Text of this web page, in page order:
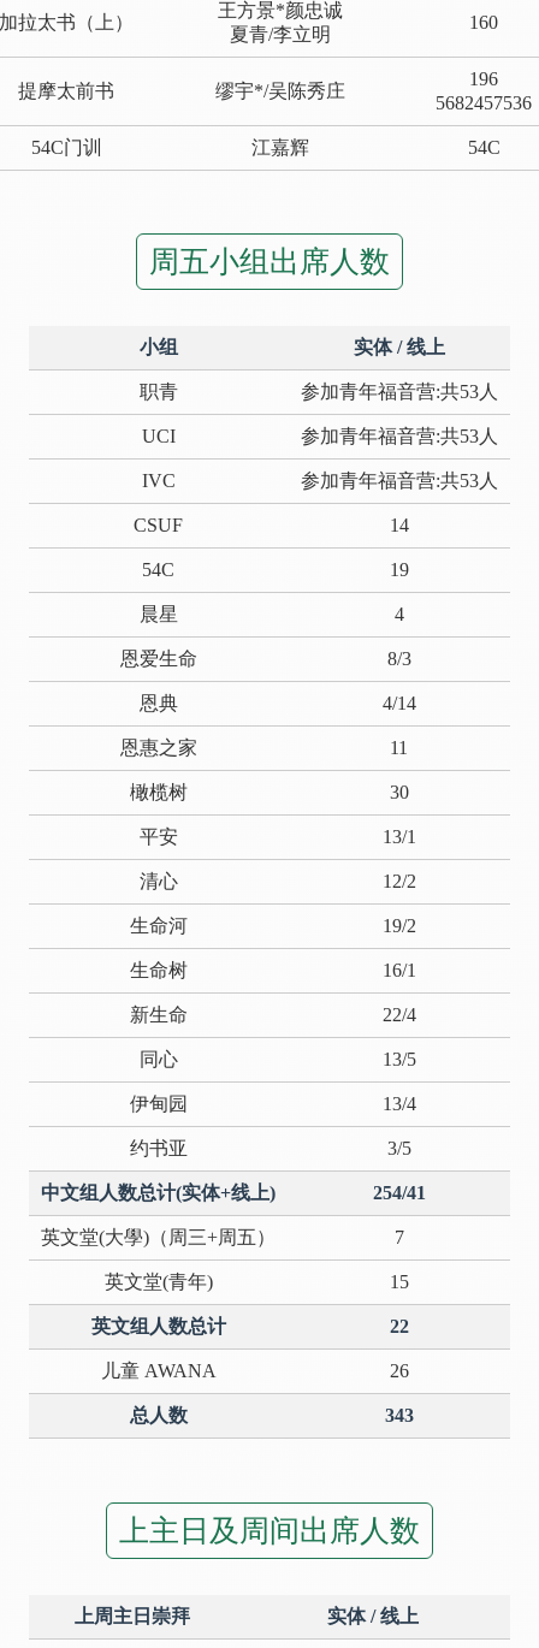
加拉太书（上）
王方景*颜忠诚
夏青/李立明
160
提摩太前书 缪宇*/吴陈秀庄
196
5682457536
54C门训 江嘉辉 54C
周五小组出席人数
小组 实体 / 线上
职青 参加青年福音营:共53人
UCI 参加青年福音营:共53人
IVC 参加青年福音营:共53人
CSUF 14
54C 19
晨星 4
恩爱生命 8/3
恩典 4/14
恩惠之家 11
橄榄树 30
平安 13/1
清心 12/2
生命河 19/2
生命树 16/1
新生命 22/4
同心 13/5
伊甸园 13/4
约书亚 3/5
中文组人数总计(实体+线上) 254/41
英文堂(大學)（周三+周五） 7
英文堂(青年) 15
英文组人数总计 22
儿童 AWANA 26
总人数 343
上主日及周间出席人数
上周主日崇拜 实体 / 线上